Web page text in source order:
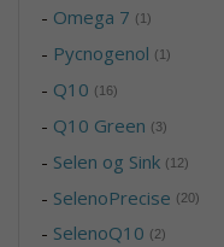
- Omega 7 (1)
- Pycnogenol (1)
- Q10 (16)
- Q10 Green (3)
- Selen og Sink (12)
- SelenoPrecise (20)
- SelenoQ10 (2)